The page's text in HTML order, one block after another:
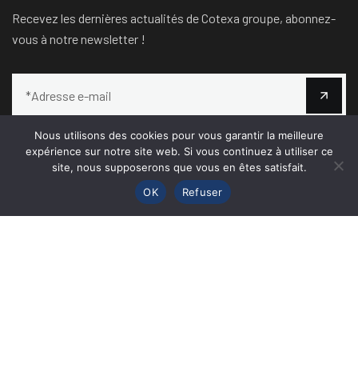
Recevez les dernières actualités de Cotexa groupe, abonnez-
vous à notre newsletter !
Nous utilisons des cookies pour vous garantir la meilleure
expérience sur notre site web. Si vous continuez à utiliser ce
site, nous supposerons que vous en êtes satisfait.
OK
Refuser